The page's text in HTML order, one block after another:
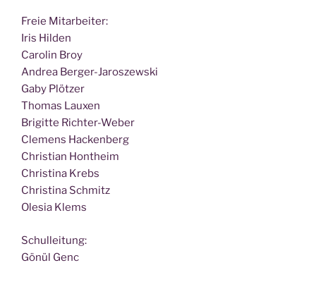
Freie Mit­ar­bei­ter:
Iris Hilden
Caro­lin Broy
Andrea Berger-Jaroszewski
Gaby Plötzer
Tho­mas Lauxen
Bri­git­te Richter-Weber
Cle­mens Hackenberg
Chris­ti­an Hontheim
Chris­ti­na Krebs
Chris­ti­na Schmitz
Ole­sia Klems
Schul­lei­tung:
Gönül Genc